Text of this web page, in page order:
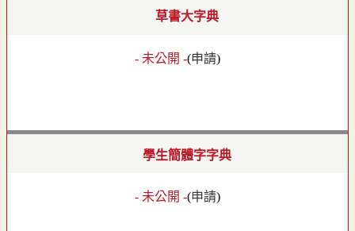
草書大字典
- 未公開 -(申請)
學生簡體字字典
- 未公開 -(申請)